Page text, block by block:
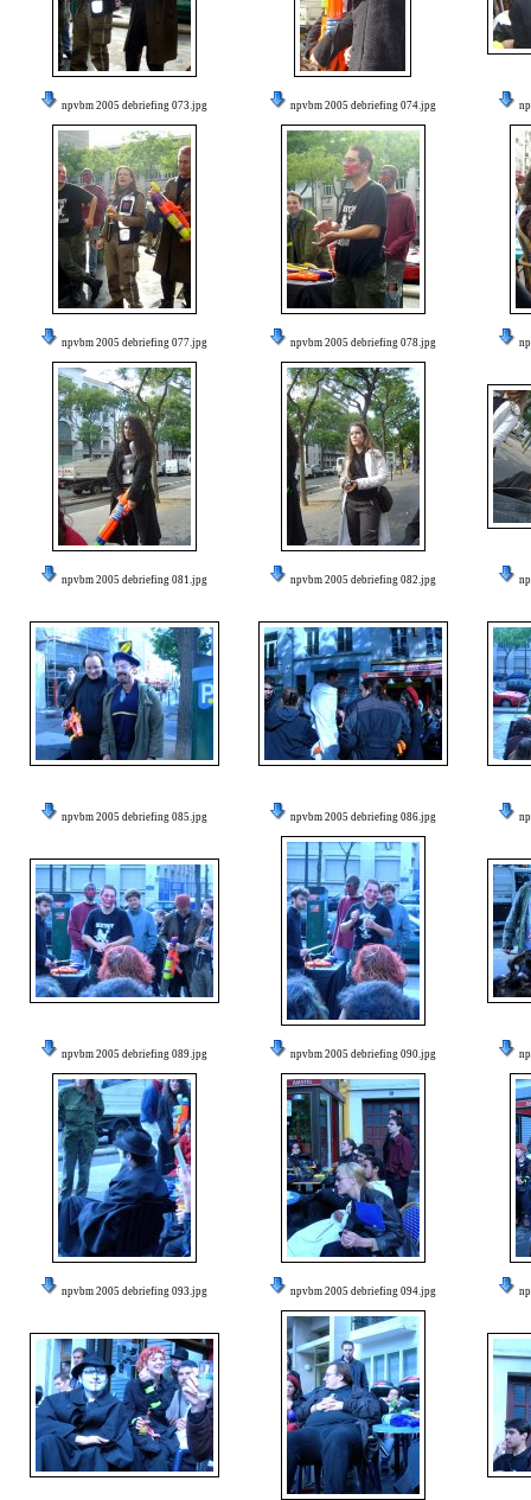
npvbm 2005 debriefing 073.jpg npvbm 2005 debriefing 074.jpg
npvbm 2005 debriefing 077.jpg npvbm 2005 debriefing 078.jpg
npvbm 2005 debriefing 081.jpg npvbm 2005 debriefing 082.jpg
npvbm 2005 debriefing 085.jpg npvbm 2005 debriefing 086.jpg
npvbm 2005 debriefing 089.jpg npvbm 2005 debriefing 090.jpg
npvbm 2005 debriefing 093.jpg npvbm 2005 debriefing 094.jpg